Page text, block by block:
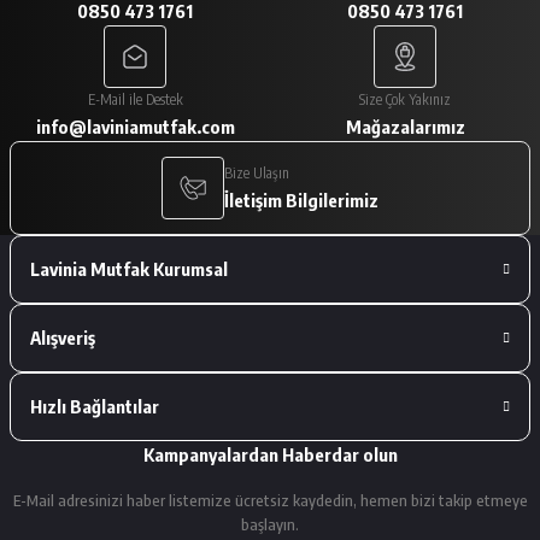
A... V... | 29/01/2026
Paketleme çok iyiydi. Ürünler tam
istediğimiz gibiydi.
A... V... | 29/01/2026
Deneyimini Paylaş
0850 473 1761 0850 473 1761
E-Mail ile Destek
info@laviniamutfak.com
Size Çok Yakınız
Mağazalarımız
Bize Ulaşın
İletişim Bilgilerimiz
Lavinia Mutfak Kurumsal
Alışveriş
Hızlı Bağlantılar
Kampanyalardan Haberdar olun
E-Mail adresinizi haber listemize ücretsiz kaydedin, hemen bizi takip etmeye
başlayın.